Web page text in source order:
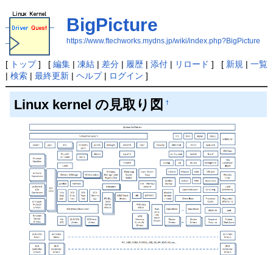
BigPicture
https://www.ftechworks.mydns.jp/wiki/index.php?BigPicture
[ トップ] [ 編集| 凍結| 差分| 履歴| 添付| リロード ] [ 新規 | 一覧
| 検索| 最終更新| ヘルプ| ログイン ]
Linux kernel の見取り図 †